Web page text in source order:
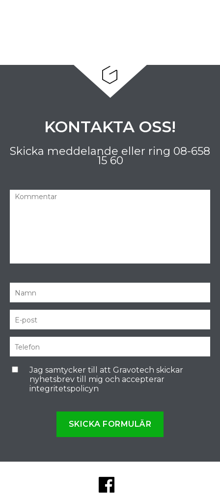
KONTAKTA OSS!
Skicka meddelande eller ring 08-658
15 60
Jag samtycker till att Gravotech skickar
nyhetsbrev till mig och accepterar
integritetspolicyn
SKICKA FORMULÄR